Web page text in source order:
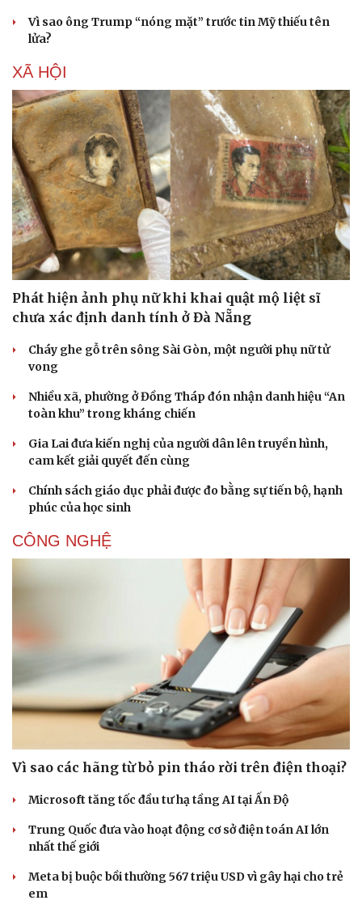
Sân khấu - Điện ảnh
Văn học
Âm nhạc
Di sản
Nghệ sĩ
Sao Việt
Vì sao ông Trump “nóng mặt” trước tin Mỹ thiếu tên
lửa?
XÃ HỘI
Phát hiện ảnh phụ nữ khi khai quật mộ liệt sĩ
chưa xác định danh tính ở Đà Nẵng
Cháy ghe gỗ trên sông Sài Gòn, một người phụ nữ tử
vong
Nhiều xã, phường ở Đồng Tháp đón nhận danh hiệu “An
toàn khu” trong kháng chiến
Gia Lai đưa kiến nghị của người dân lên truyền hình,
cam kết giải quyết đến cùng
Chính sách giáo dục phải được đo bằng sự tiến bộ, hạnh
phúc của học sinh
CÔNG NGHỆ
Vì sao các hãng từ bỏ pin tháo rời trên điện thoại?
Microsoft tăng tốc đầu tư hạ tầng AI tại Ấn Độ
Trung Quốc đưa vào hoạt động cơ sở điện toán AI lớn
nhất thế giới
Meta bị buộc bồi thường 567 triệu USD vì gây hại cho trẻ
em